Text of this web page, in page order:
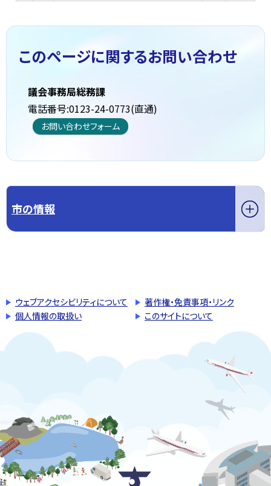
このページに関するお問い合わせ
議会事務局総務課
電話番号:0123-24-0773(直通)
お問い合わせフォーム
市の情報
ウェブアクセシビリティについて
著作権・免責事項・リンク
個人情報の取扱い
このサイトについて